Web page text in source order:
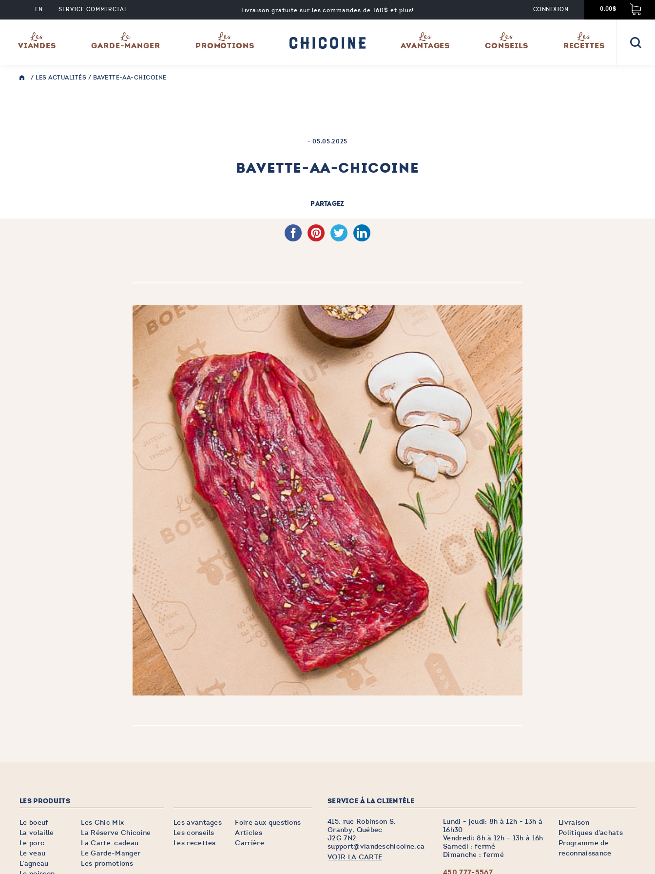
EN SERVICE COMMERCIAL Livraison gratuite sur les commandes de 160$ et plus! 0,00$
CONNEXION
Les
PROMOTIONS
Le
GARDE-MANGER
Les
VIANDES
Les
AVANTAGES
Les
CONSEILS
Les
RECETTES
/ LES ACTUALITÉS / BAVETTE-AA-CHICOINE
-05.05.2025
BAVETTE-AA-CHICOINE
PARTAGEZ
LES PRODUITS
Le boeuf
La volaille
Le porc
Le veau
L’agneau
Les Chic Mix
La Réserve Chicoine
La Carte-cadeau
Le Garde-Manger
Les promotions
Les avantages
Les conseils
Les recettes
Foire aux questions
Articles
Carrière
SERVICE À LA CLIENTÈLE
415, rue Robinson S.
Granby, Québec
J2G 7N2
support@viandeschicoine.ca
VOIR LA CARTE
Lundi - jeudi: 8h à 12h - 13h à
16h30
Vendredi: 8h à 12h - 13h à 16h
Samedi : fermé
Dimanche : fermé
Livraison
Politiques d’achats
Programme de
reconnaissance